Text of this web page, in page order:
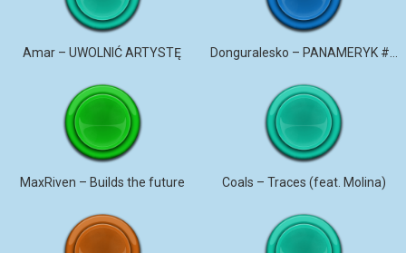
Amar – UWOLNIĆ ARTYSTĘ
MaxRiven – Builds the future Coals – Traces (feat. Molina)